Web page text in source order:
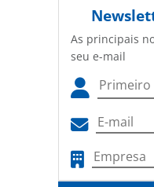
As principais
seu e-mail